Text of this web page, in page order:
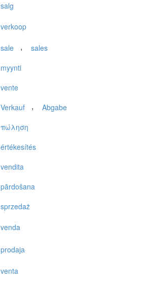
salg
verkoop
sale , sales
myynti
vente
Verkauf , Abgabe
πώληση
értékesítés
vendita
pārdošana
sprzedaż
venda
prodaja
venta